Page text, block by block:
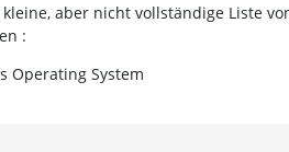
aber nicht vollständige Liste
:
Operating System